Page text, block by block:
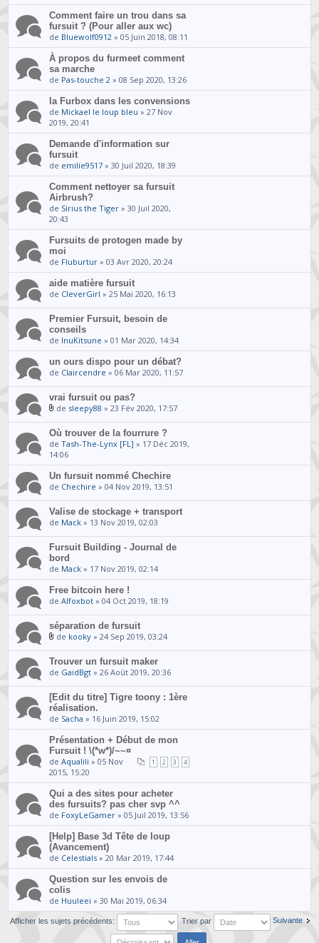
Comment faire un trou dans sa
fursuit ? (Pour aller aux wc)
de Bluewolf0912 » 05 Juin 2018, 08:11
À propos du furmeet comment
sa marche
de Pas-touche 2 » 08 Sep 2020, 13:26
la Furbox dans les convensions
de Mickael le loup bleu » 27 Nov
2019, 20:41
Demande d'information sur
fursuit
de emilie9517 » 30 Juil 2020, 18:39
Comment nettoyer sa fursuit
Airbrush?
de Sirius the Tiger » 30 Juil 2020,
20:43
Fursuits de protogen made by
moi
de Fluburtur » 03 Avr 2020, 20:24
aide matière fursuit
de CleverGirl » 25 Mai 2020, 16:13
Premier Fursuit, besoin de
conseils
de InuKitsune » 01 Mar 2020, 14:34
un ours dispo pour un débat?
de Claircendre » 06 Mar 2020, 11:57
vrai fursuit ou pas?
de sleepy88 » 23 Fév 2020, 17:57
Où trouver de la fourrure ?
deTash-The-Lynx [FL] » 17 Déc 2019,
14:06
Un fursuit nommé Chechire
de Chechire » 04 Nov 2019, 13:51
Valise de stockage + transport
de Mack » 13 Nov 2019, 02:03
Fursuit Building - Journal de
bord
de Mack » 17 Nov 2019, 02:14
Free bitcoin here !
deAlfoxbot » 04 Oct 2019, 18:19
séparation de fursuit
de kooky » 24 Sep 2019, 03:24
Trouver un fursuit maker
de GaidBgt » 26 Août 2019, 20:36
[Edit du titre] Tigre toony : 1ère
réalisation.
de Sacha » 16 Juin 2019, 15:02
Présentation + Début de mon
Fursuit ! \(*w*)/~~¤
1 2 3 4
deAqualili » 05 Nov
2015, 15:20
Qui a des sites pour acheter
des fursuits? pas cher svp ^^
de FoxyLeGamer » 05 Juil 2019, 13:56
[Help] Base 3d Tête de loup
(Avancement)
de Celestials » 20 Mar 2019, 17:44
Question sur les envois de
colis
de Huuleei » 30 Mai 2019, 06:34
Suivante
Afficher les sujets précédents: Trier par